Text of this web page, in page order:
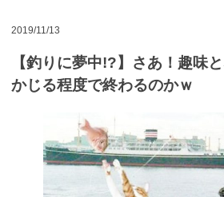
2019/11/13
【釣りに夢中!?】さあ！趣味
かじる程度で終わるのかｗ